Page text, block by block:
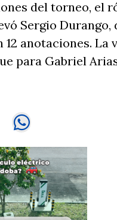
del torneo, el
Sergio Durango,
12 anotaciones. La
para Gabriel